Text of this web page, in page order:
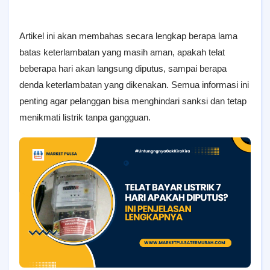
Artikel ini akan membahas secara lengkap berapa lama
batas keterlambatan yang masih aman, apakah telat
beberapa hari akan langsung diputus, sampai berapa
denda keterlambatan yang dikenakan. Semua informasi ini
penting agar pelanggan bisa menghindari sanksi dan tetap
menikmati listrik tanpa gangguan.